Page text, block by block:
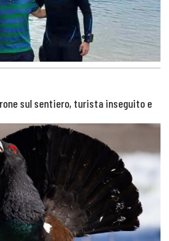
sul sentiero, turista inseguito e